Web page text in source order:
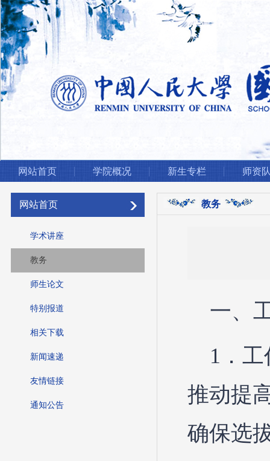
网站首页 学院概况 新生专栏 师资
网站首页
学术讲座
教务
师生论文
特别报道
相关下载
新闻速递
友情链接
通知公告
教务
一、
1．
推动提
确保选